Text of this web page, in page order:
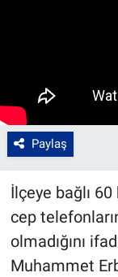
Paylaş
İlçeye bağlı
cep
olmadığını
Muhammet